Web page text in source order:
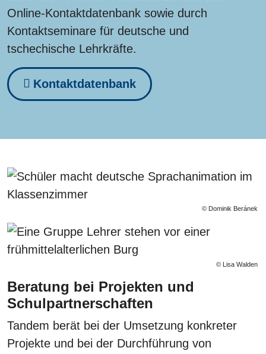
Online-Kontaktdatenbank sowie durch
Kontaktseminare für deutsche und
tschechische Lehrkräfte.
Kontaktdatenbank
© Dominik Beránek
© Lisa Walden
Beratung bei Projekten und
Schulpartnerschaften
Tandem berät bei der Umsetzung konkreter
Projekte und bei der Durchführung von